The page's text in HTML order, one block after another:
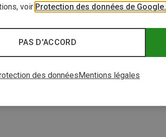
voir Protection des données de Google.
PAS D'ACCORD
des donnéesMentions légales